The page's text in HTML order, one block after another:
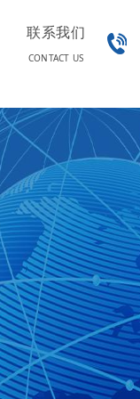
联系我们
CONTACT US